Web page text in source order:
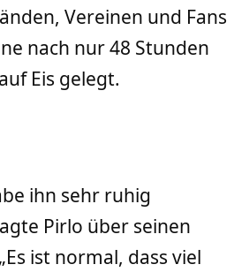
Vereinen und Fans
nach nur 48 Stunden
Eis gelegt.
ihn sehr ruhig
Pirlo über seinen
ist normal, dass viel